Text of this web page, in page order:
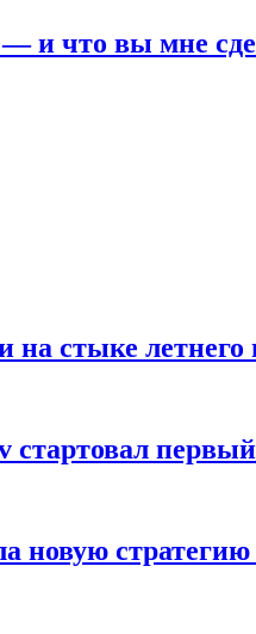
и что вы мне
стыке летнего
стартовал
новую стратегию